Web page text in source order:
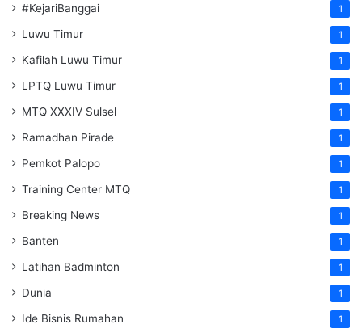
#KejariBanggai 1
Luwu Timur 1
Kafilah Luwu Timur 1
LPTQ Luwu Timur 1
MTQ XXXIV Sulsel 1
Ramadhan Pirade 1
Pemkot Palopo 1
Training Center MTQ 1
Breaking News 1
Banten 1
Latihan Badminton 1
Dunia 1
Ide Bisnis Rumahan 1